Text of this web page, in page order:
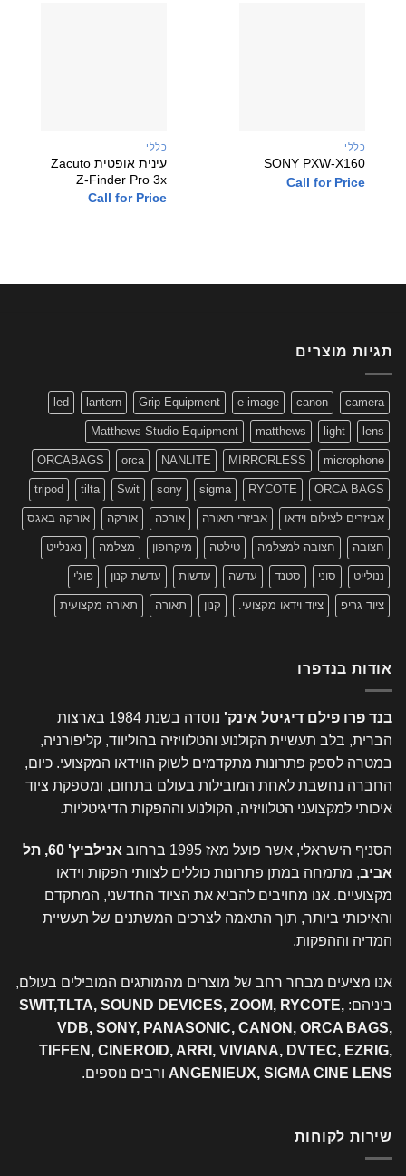
כללי
SONY PXW-X160
Call for Price
כללי
עינית אופטית Zacuto
Z-Finder Pro 3x
Call for Price
תגיות מוצרים
camera
canon
e-image
Grip Equipment
lantern
led
lens
light
matthews
Matthews Studio Equipment
microphone
MIRRORLESS
NANLITE
orca
ORCABAGS
ORCA BAGS
RYCOTE
sigma
sony
Swit
tilta
tripod
אביזרים לצילום וידאו אביזרי תאורה אורכה אורקה אורקה באגס
חצובה חצובה למצלמה טילטה מיקרופון מצלמה נאנלייט
ננולייט סוני סטנד עדשה עדשות עדשת קנון פוג'י
ציוד גריפ ציוד וידאו מקצועי. קנון תאורה תאורה מקצועית
אודות בנדפרו
בנד פרו פילם דיגיטל אינק'
נוסדה בשנת 1984 בארצות
הברית, בלב תעשיית הקולנוע והטלוויזיה בהוליווד, קליפורניה,
במטרה לספק פתרונות מתקדמים לשוק הווידאו המקצועי. כיום,
החברה נחשבת לאחת המובילות בעולם בתחום, ומספקת ציוד
איכותי למקצועני הטלוויזיה, הקולנוע וההפקות הדיגיטליות.
הסניף הישראלי, אשר פועל מאז 1995 ברחוב
אנילביץ' 60, תל
אביב, מתמחה במתן פתרונות כוללים לצוותי הפקות וידאו
מקצועיים. אנו מחויבים להביא את הציוד החדשני, המתקדם
והאיכותי ביותר, תוך התאמה לצרכים המשתנים של תעשיית
המדיה וההפקות.
אנו מציעים מבחר רחב של מוצרים מהמותגים המובילים בעולם,
ביניהם: SWIT,TLTA, SOUND DEVICES, ZOOM, RYCOTE,
VDB, SONY, PANASONIC, CANON, ORCA BAGS,
TIFFEN, CINEROID, ARRI, VIVIANA, DVTEC, EZRIG,
ANGENIEUX, SIGMA CINE LENS ורבים נוספים.
שירות לקוחות